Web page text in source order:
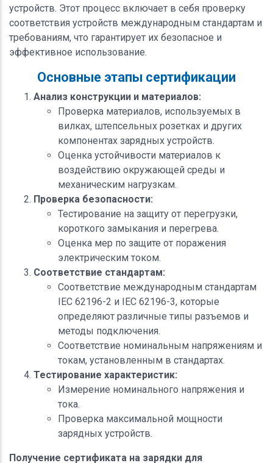
устройств. Этот процесс включает в себя проверку
соответствия устройств международным стандартам и
требованиям, что гарантирует их безопасное и
эффективное использование.
Основные этапы сертификации
Анализ конструкции и материалов:
Проверка материалов, используемых в
вилках, штепсельных розетках и других
компонентах зарядных устройств.
Оценка устойчивости материалов к
воздействию окружающей среды и
механическим нагрузкам.
Проверка безопасности:
Тестирование на защиту от перегрузки,
короткого замыкания и перегрева.
Оценка мер по защите от поражения
электрическим током.
Соответствие стандартам:
Соответствие международным стандартам
IEC 62196-2 и IEC 62196-3, которые
определяют различные типы разъемов и
методы подключения.
Соответствие номинальным напряжениям и
токам, установленным в стандартах.
Тестирование характеристик:
Измерение номинального напряжения и
тока.
Проверка максимальной мощности
зарядных устройств.
Получение сертификата на зарядки для